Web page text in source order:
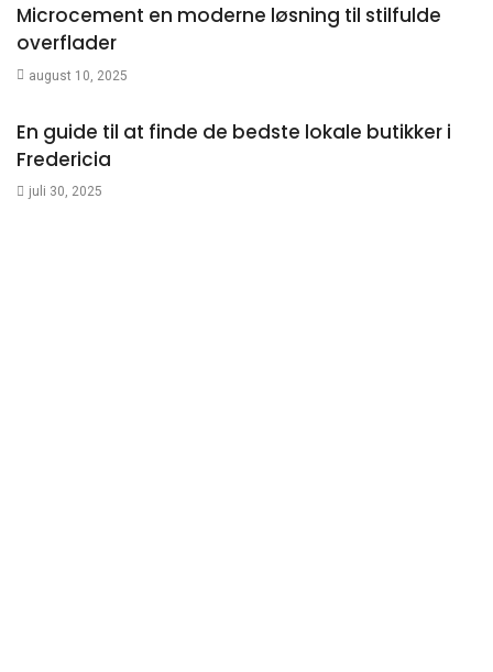
Microcement en moderne løsning til stilfulde
overflader
august 10, 2025
En guide til at finde de bedste lokale butikker i
Fredericia
juli 30, 2025